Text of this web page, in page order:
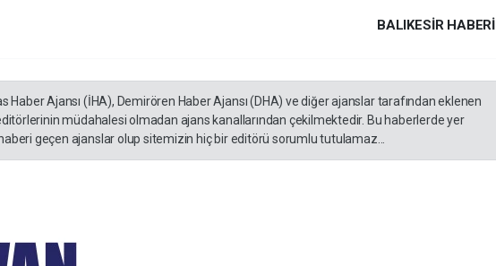
BALIKESIR HABERİ
Haber Ajansı (İHA), Demirören Haber Ajansı (DHA) ve diğer ajanslar tarafından eklenen
müdahalesi olmadan ajans kanallarından çekilmektedir. Bu haberlerde yer
geçen ajanslar olup sitemizin hiç bir editörü sorumlu tutulamaz...